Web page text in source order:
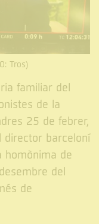
Tros)
familiar del
de la
25 de febrer,
director barceloní
homònima de
del
de